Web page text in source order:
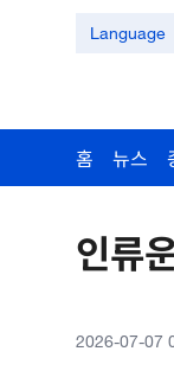
Language
홈 뉴스
인류
2026-07-07